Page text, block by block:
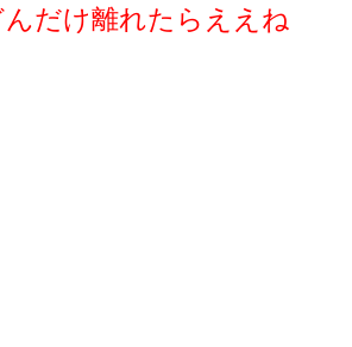
んだけ離れたらええね